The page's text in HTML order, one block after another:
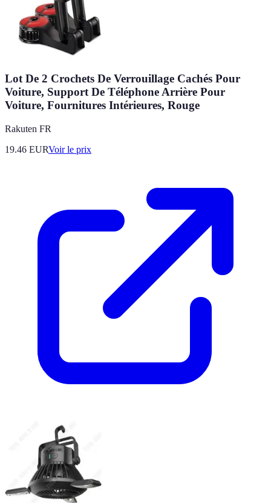
Lot De 2 Crochets De Verrouillage Cachés Pour
Voiture, Support De Téléphone Arrière Pour
Voiture, Fournitures Intérieures, Rouge
Rakuten FR
19.46 EURVoir le prix